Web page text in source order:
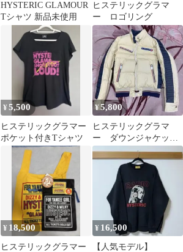
HYSTERIC GLAMOUR
Tシャツ 新品未使用
ヒステリックグラマ
ー ロゴリング
¥5,500
ヒステリックグラマー
ポケット付きTシャツ
¥5,800
ヒステリックグラマ
ー ダウンジャケット
FREE オフ白xネイビー
汚れアリ
¥ 18,500
ヒステリックグラマー
¥ 16,500
【人気モデル】